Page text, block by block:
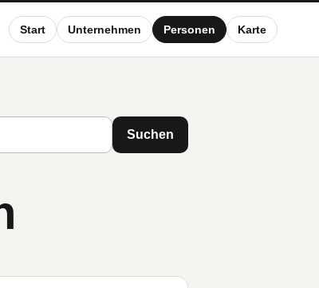
Start Unternehmen Personen Karte
Suchen